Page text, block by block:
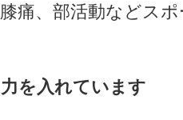
痛、部活動などス
を入れています